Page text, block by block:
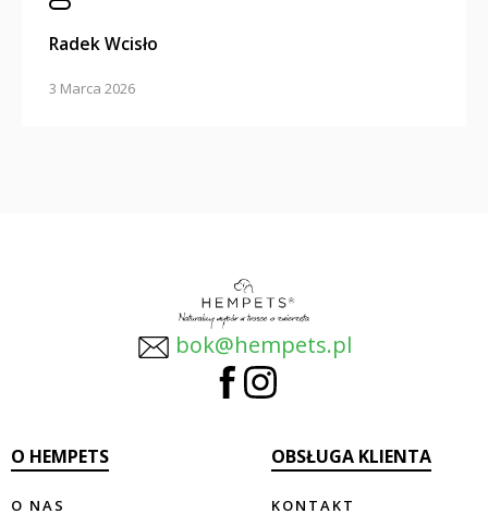
Radek Wcisło
3 Marca 2026
bok@hempets.pl
Facebook
Instagram
O HEMPETS
O NAS
OBSŁUGA KLIENTA
KONTAKT